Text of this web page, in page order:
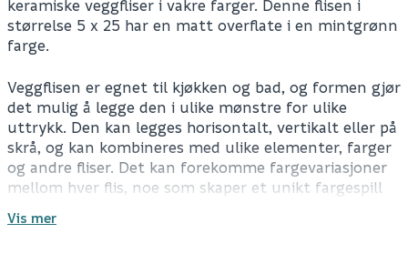
keramiske veggfliser i vakre farger. Denne flisen i
størrelse 5 x 25 har en matt overflate i en mintgrønn
farge.
Veggflisen er egnet til kjøkken og bad, og formen gjør
det mulig å legge den i ulike mønstre for ulike
uttrykk. Den kan legges horisontalt, vertikalt eller på
skrå, og kan kombineres med ulike elementer, farger
og andre fliser. Det kan forekomme fargevariasjoner
mellom hver flis, noe som skaper et unikt fargespill
Vis mer